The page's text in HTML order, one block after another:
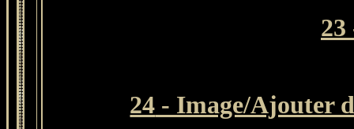
23
24 - Image/Ajouter